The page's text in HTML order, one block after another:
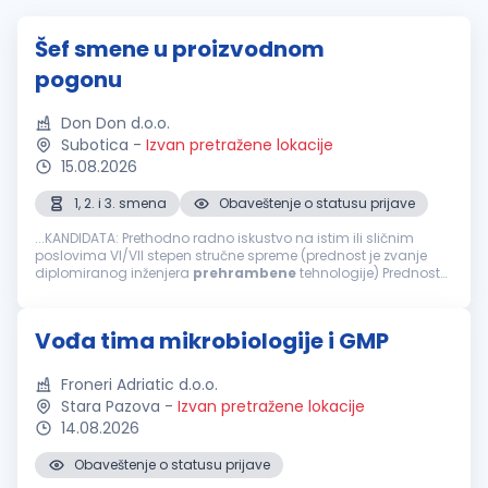
Šef smene u proizvodnom
pogonu
Don Don d.o.o.
Subotica - Izvan pretražene lokacije
15.08.2026
1, 2. i 3. smena
Obaveštenje o statusu prijave
...KANDIDATA: Prethodno radno iskustvo na istim ili sličnim
poslovima VI/VII stepen stručne spreme (prednost je zvanje
diplomiranog inženjera prehrambenetehnologije) Prednost
Vođa tima mikrobiologije i GMP
Froneri Adriatic d.o.o.
Stara Pazova - Izvan pretražene lokacije
14.08.2026
Obaveštenje o statusu prijave